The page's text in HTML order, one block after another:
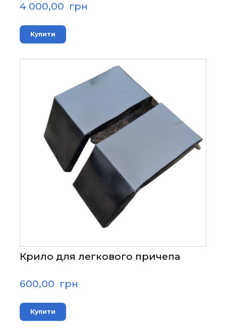
4 000,00  грн
Купити
Крило для легкового причепа
600,00  грн
Купити